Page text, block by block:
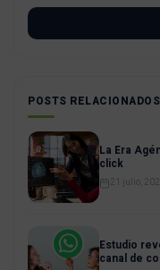
POSTS RELACIONADOS
La Era
click
21 julio,
Estudio
canal de